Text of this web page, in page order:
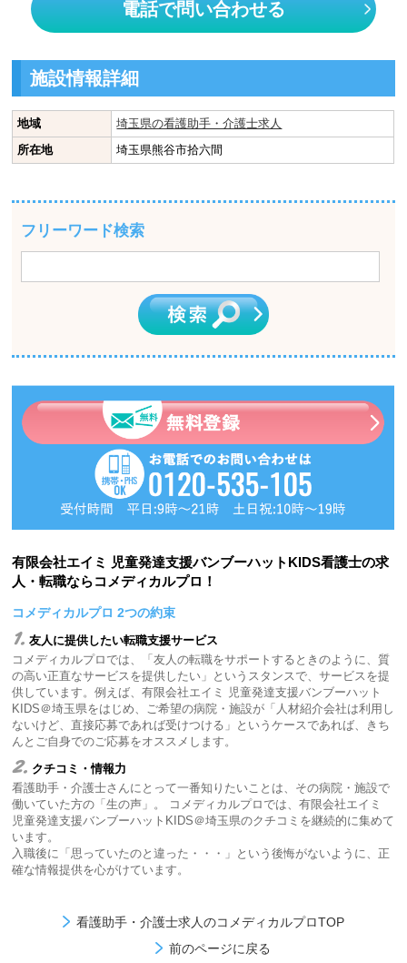
電話で問い合わせる
施設情報詳細
地域
埼玉県の看護助手・介護士求人
所在地
埼玉県熊谷市拾六間
フリーワード検索
有限会社エイミ 児童発達支援バンブーハットKIDS看護士の求
人・転職ならコメディカルプロ！
コメディカルプロ 2つの約束
1. 友人に提供したい転職支援サービス
コメディカルプロでは、「友人の転職をサポートするときのように、質
の高い正直なサービスを提供したい」というスタンスで、サービスを提
供しています。例えば、有限会社エイミ 児童発達支援バンブーハット
KIDS＠埼玉県をはじめ、ご希望の病院・施設が「人材紹介会社は利用し
ないけど、直接応募であれば受けつける」というケースであれば、きち
んとご自身でのご応募をオススメします。
2. クチコミ・情報力
看護助手・介護士さんにとって一番知りたいことは、その病院・施設で
働いていた方の「生の声」。 コメディカルプロでは、有限会社エイミ
児童発達支援バンブーハットKIDS＠埼玉県のクチコミを継続的に集めて
います。
入職後に「思っていたのと違った・・・」という後悔がないように、正
確な情報提供を心がけています。
看護助手・介護士求人のコメディカルプロTOP
前のページに戻る